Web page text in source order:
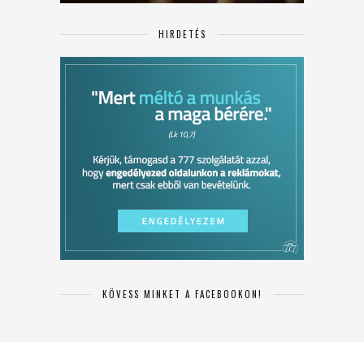
HIRDETÉS
KÖVESS MINKET A FACEBOOKON!